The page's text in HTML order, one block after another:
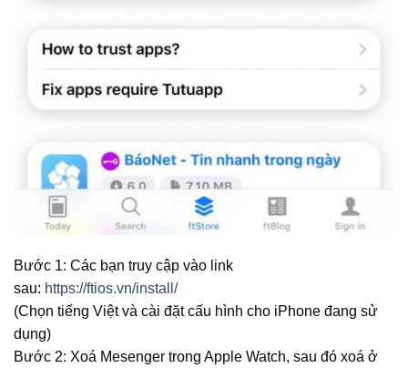
Bước 1: Các bạn truy cập vào link
sau: https://ftios.vn/install/
(Chọn tiếng Việt và cài đặt cấu hình cho iPhone đang sử
dụng)
Bước 2: Xoá Mesenger trong Apple Watch, sau đó xoá ở